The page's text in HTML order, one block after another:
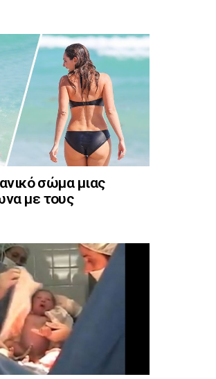
σώμα μιας
με τους